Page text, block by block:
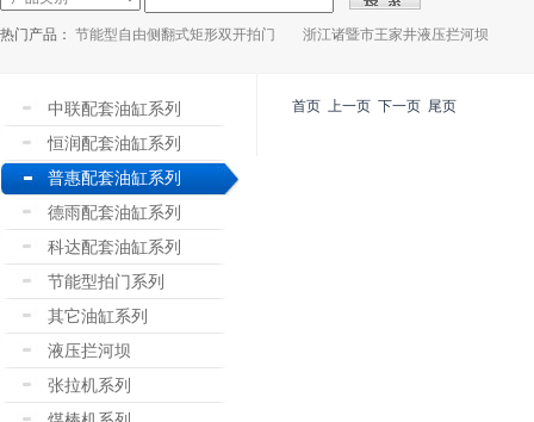
热门产品： 节能型自由侧翻式矩形双开拍门 浙江诸暨市王家井液压拦河坝
中联配套油缸系列
恒润配套油缸系列
普惠配套油缸系列
德雨配套油缸系列
科达配套油缸系列
节能型拍门系列
其它油缸系列
液压拦河坝
张拉机系列
首页 上一页 下一页 尾页